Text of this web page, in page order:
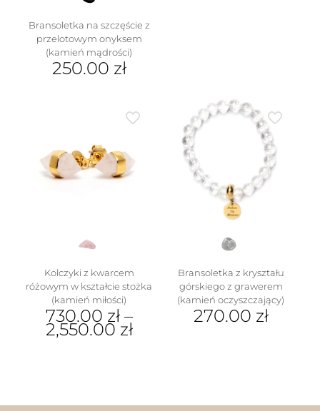
Bransoletka na szczęście z
przelotowym onyksem
(kamień mądrości)
250.00 zł
Opcje
można
wybrać
Kolczyki z kwarcem
różowym w kształcie stożka
(kamień miłości)
730.00 zł–
2,550.00 zł
Bransoletka z kryształu
górskiego z grawerem
(kamień oczyszczający)
270.00 zł